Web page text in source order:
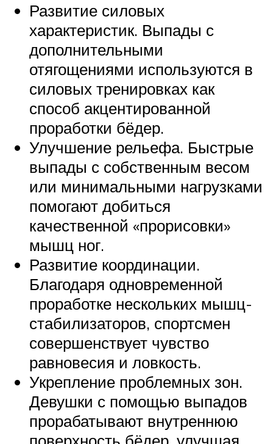
Развитие силовых
характеристик. Выпады с
дополнительными
отягощениями используются в
силовых тренировках как
способ акцентированной
проработки бёдер.
Улучшение рельефа. Быстрые
выпады с собственным весом
или минимальными нагрузками
помогают добиться
качественной «прорисовки»
мышц ног.
Развитие координации.
Благодаря одновременной
проработке нескольких мышц-
стабилизаторов, спортсмен
совершенствует чувство
равновесия и ловкость.
Укрепление проблемных зон.
Девушки с помощью выпадов
прорабатывают внутреннюю